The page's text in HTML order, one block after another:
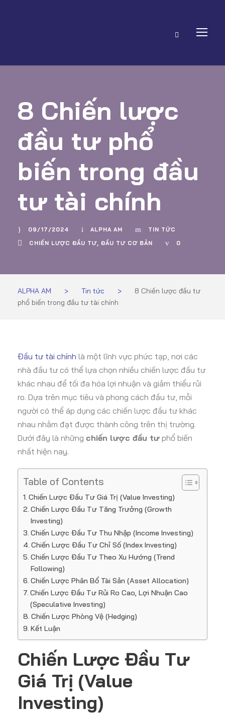
8 Chiến lược
đầu tư phổ
biến trong đầu
tư tài chính
09/17/2024 ALPHA AM
TIN TỨC
CHIẾN LƯỢC ĐẦU TƯ, ĐẦU TƯ CƠ BẢN 0
ALPHA AM > Tin tức >
8 Chiến lược đầu tư
phổ biến trong đầu tư tài chính
Đầu tư tài chính là một lĩnh vực phức tạp, nơi các
nhà đầu tư có thể lựa chọn nhiều chiến lược đầu tư
khác nhau để tối đa hóa lợi nhuận và giảm thiểu rủi
ro. Dựa trên mục tiêu và phong cách đầu tư, mỗi
người có thể áp dụng các chiến lược đầu tư khác
nhau nhằm đạt được thành công trên thị trường.
Dưới đây là những chiến lược đầu tư phổ biến
nhất hiện nay.
Table of Contents
Chiến Lược Đầu Tư Giá Trị (Value Investing)
Chiến Lược Đầu Tư Tăng Trưởng (Growth
Investing)
Chiến Lược Đầu Tư Thu Nhập (Income Investing)
Chiến Lược Đầu Tư Chỉ Số (Index Investing)
Chiến Lược Đầu Tư Theo Xu Hướng (Trend
Following)
Chiến Lược Phân Bổ Tài Sản (Asset Allocation)
Chiến Lược Đầu Tư Rủi Ro Cao, Lợi Nhuận Cao
(Speculative Investing)
Chiến Lược Phòng Vệ (Hedging)
Kết Luận
Chiến Lược Đầu Tư
Giá Trị (Value
Investing)